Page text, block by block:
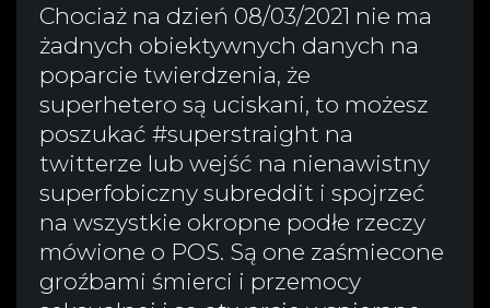
Chociaż na dzień 08/03/2021 nie ma
żadnych obiektywnych danych na
poparcie twierdzenia, że
superhetero są uciskani, to możesz
poszukać #superstraight na
twitterze lub wejść na nienawistny
superfobiczny subreddit i spojrzeć
na wszystkie okropne podłe rzeczy
mówione o POS. Są one zaśmiecone
groźbami śmierci i przemocy